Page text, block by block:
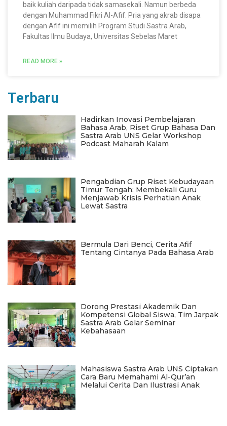
baik kuliah daripada tidak samasekali. Namun berbeda
dengan Muhammad Fikri Al-Afif. Pria yang akrab disapa
dengan Afif ini memilih Program Studi Sastra Arab,
Fakultas Ilmu Budaya, Universitas Sebelas Maret
READ MORE »
Terbaru
Hadirkan Inovasi Pembelajaran
Bahasa Arab, Riset Grup Bahasa Dan
Sastra Arab UNS Gelar Workshop
Podcast Maharah Kalam
Pengabdian Grup Riset Kebudayaan
Timur Tengah: Membekali Guru
Menjawab Krisis Perhatian Anak
Lewat Sastra
Bermula Dari Benci, Cerita Afif
Tentang Cintanya Pada Bahasa Arab
Dorong Prestasi Akademik Dan
Kompetensi Global Siswa, Tim Jarpak
Sastra Arab Gelar Seminar
Kebahasaan
Mahasiswa Sastra Arab UNS Ciptakan
Cara Baru Memahami Al-Qur’an
Melalui Cerita Dan Ilustrasi Anak